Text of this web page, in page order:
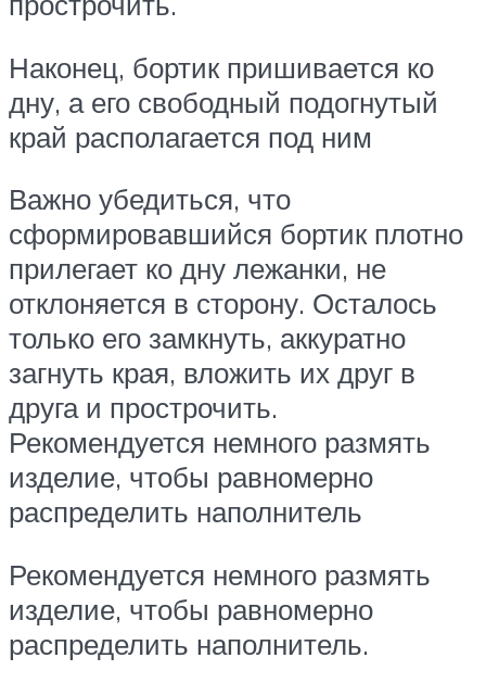
Наконец, бортик пришивается ко
дну, а его свободный подогнутый
край располагается под ним
Важно убедиться, что
сформировавшийся бортик плотно
прилегает ко дну лежанки, не
отклоняется в сторону. Осталось
только его замкнуть, аккуратно
загнуть края, вложить их друг в
друга и прострочить.
Рекомендуется немного размять
изделие, чтобы равномерно
распределить наполнитель
Рекомендуется немного размять
изделие, чтобы равномерно
распределить наполнитель.